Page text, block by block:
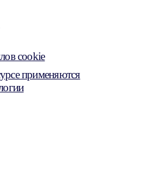
cookie
применяются